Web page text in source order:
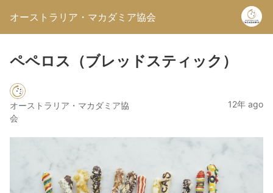
オーストラリア・マカダミア協会
ペペロス（ブレッドスティック）
オーストラリア・マカダミア協
会
12年 ago